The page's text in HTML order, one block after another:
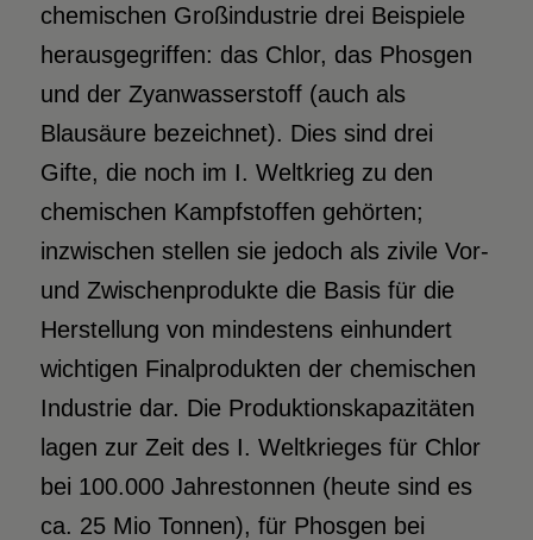
chemischen Großindustrie drei Beispiele
herausgegriffen: das Chlor, das Phosgen
und der Zyanwasserstoff (auch als
Blausäure bezeichnet). Dies sind drei
Gifte, die noch im I. Weltkrieg zu den
chemischen Kampfstoffen gehörten;
inzwischen stellen sie jedoch als zivile Vor-
und Zwischenprodukte die Basis für die
Herstellung von mindestens einhundert
wichtigen Finalprodukten der chemischen
Industrie dar. Die Produktionskapazitäten
lagen zur Zeit des I. Weltkrieges für Chlor
bei 100.000 Jahrestonnen (heute sind es
ca. 25 Mio Tonnen), für Phosgen bei